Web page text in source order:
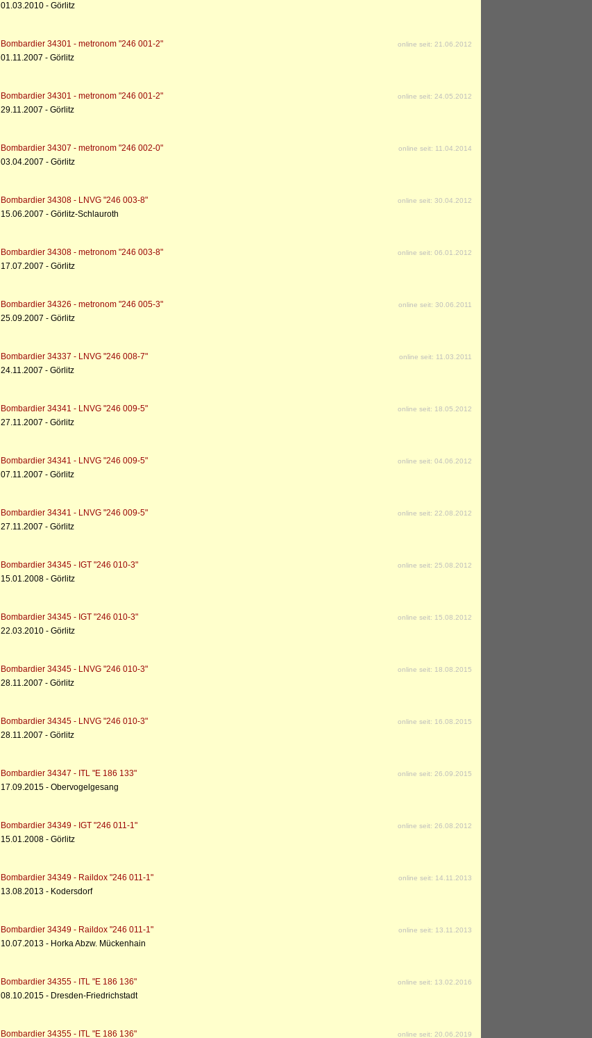
01.03.2010 - Görlitz
Bombardier 34301 - metronom "246 001-2" online seit: 21.06.2012
01.11.2007 - Görlitz
Bombardier 34301 - metronom "246 001-2" online seit: 24.05.2012
29.11.2007 - Görlitz
Bombardier 34307 - metronom "246 002-0" online seit: 11.04.2014
03.04.2007 - Görlitz
Bombardier 34308 - LNVG "246 003-8" online seit: 30.04.2012
15.06.2007 - Görlitz-Schlauroth
Bombardier 34308 - metronom "246 003-8" online seit: 06.01.2012
17.07.2007 - Görlitz
Bombardier 34326 - metronom "246 005-3" online seit: 30.06.2011
25.09.2007 - Görlitz
Bombardier 34337 - LNVG "246 008-7" online seit: 11.03.2011
24.11.2007 - Görlitz
Bombardier 34341 - LNVG "246 009-5" online seit: 18.05.2012
27.11.2007 - Görlitz
Bombardier 34341 - LNVG "246 009-5" online seit: 04.06.2012
07.11.2007 - Görlitz
Bombardier 34341 - LNVG "246 009-5" online seit: 22.08.2012
27.11.2007 - Görlitz
Bombardier 34345 - IGT "246 010-3" online seit: 25.08.2012
15.01.2008 - Görlitz
Bombardier 34345 - IGT "246 010-3" online seit: 15.08.2012
22.03.2010 - Görlitz
Bombardier 34345 - LNVG "246 010-3" online seit: 18.08.2015
28.11.2007 - Görlitz
Bombardier 34345 - LNVG "246 010-3" online seit: 16.08.2015
28.11.2007 - Görlitz
Bombardier 34347 - ITL "E 186 133" online seit: 26.09.2015
17.09.2015 - Obervogelgesang
Bombardier 34349 - IGT "246 011-1" online seit: 26.08.2012
15.01.2008 - Görlitz
Bombardier 34349 - Raildox "246 011-1" online seit: 14.11.2013
13.08.2013 - Kodersdorf
Bombardier 34349 - Raildox "246 011-1" online seit: 13.11.2013
10.07.2013 - Horka Abzw. Mückenhain
Bombardier 34355 - ITL "E 186 136" online seit: 13.02.2016
08.10.2015 - Dresden-Friedrichstadt
Bombardier 34355 - ITL "E 186 136" online seit: 20.06.2019